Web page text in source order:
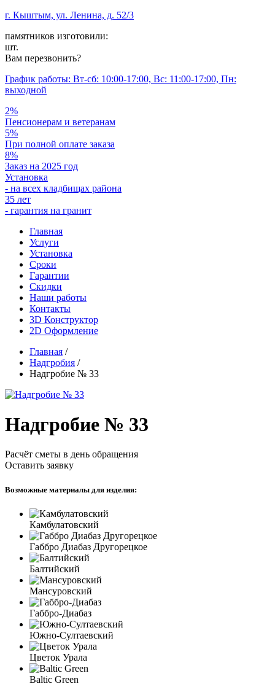
г. Кыштым, ул. Ленина, д. 52/3
памятников изготовили:
шт.
Вам перезвонить?
График работы: Вт-сб: 10:00-17:00, Вс: 11:00-17:00, Пн:
выходной
2%
Пенсионерам и ветеранам
5%
При полной оплате заказа
8%
Заказ на 2025 год
Установка
- на всех кладбищах района
35 лет
- гарантия на гранит
Главная
Услуги
Установка
Сроки
Гарантии
Скидки
Наши работы
Контакты
3D Конструктор
2D Оформление
Главная /
Надгробия /
Надгробие № 33
Надгробие № 33
Расчёт сметы в день обращения
Оставить заявку
Возможные материалы для изделия:
Камбулатовский
Габбро Диабаз Другорецкое
Балтийский
Мансуровский
Габбро-Диабаз
Южно-Султаевский
Цветок Урала
Baltic Green